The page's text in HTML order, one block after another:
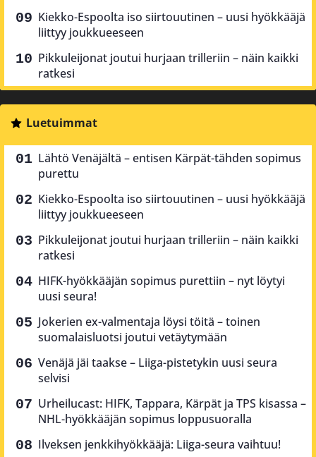
Kiekko-Espoolta iso siirtouutinen – uusi hyökkääjä
liittyy joukkueeseen
Pikkuleijonat joutui hurjaan trilleriin – näin kaikki
ratkesi
Luetuimmat
Lähtö Venäjältä – entisen Kärpät-tähden sopimus
purettu
Kiekko-Espoolta iso siirtouutinen – uusi hyökkääjä
liittyy joukkueeseen
Pikkuleijonat joutui hurjaan trilleriin – näin kaikki
ratkesi
HIFK-hyökkääjän sopimus purettiin – nyt löytyi
uusi seura!
Jokerien ex-valmentaja löysi töitä – toinen
suomalaisluotsi joutui vetäytymään
Venäjä jäi taakse – Liiga-pistetykin uusi seura
selvisi
Urheilucast: HIFK, Tappara, Kärpät ja TPS kisassa –
NHL-hyökkääjän sopimus loppusuoralla
Ilveksen jenkkihyökkääjä: Liiga-seura vaihtuu!